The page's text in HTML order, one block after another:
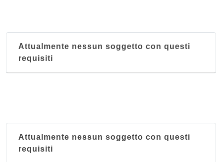
Attualmente nessun soggetto con questi
requisiti
Attualmente nessun soggetto con questi
requisiti